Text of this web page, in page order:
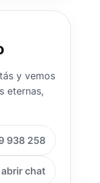
y vemos
eternas,
938 258
abrir chat